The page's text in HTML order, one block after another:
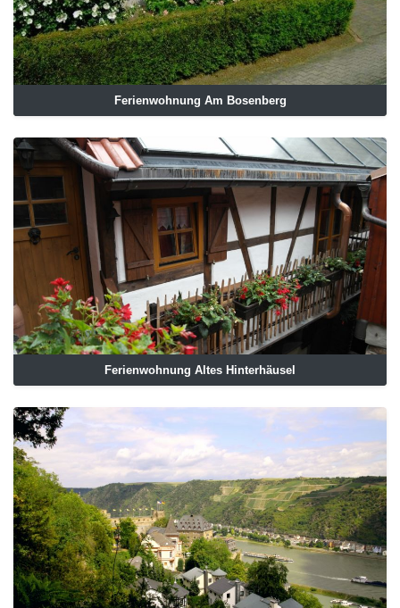
Ferienwohnung Am Bosenberg
Ferienwohnung Altes Hinterhäusel